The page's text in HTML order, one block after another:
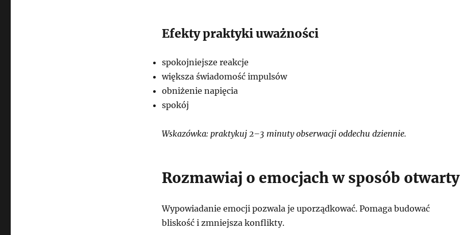
Efekty praktyki uważności
spokojniejsze reakcje
większa świadomość impulsów
obniżenie napięcia
spokój
Wskazówka: praktykuj 2–3 minuty obserwacji oddechu dziennie.
Rozmawiaj o emocjach w sposób otwarty
Wypowiadanie emocji pozwala je uporządkować. Pomaga budować
bliskość i zmniejsza konflikty.